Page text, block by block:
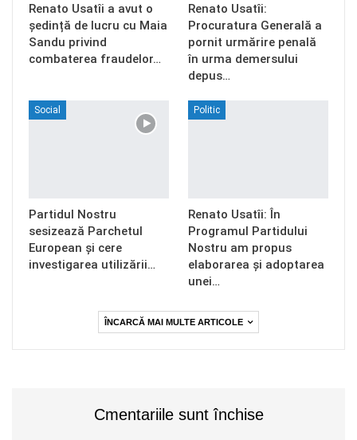
Renato Usatîi a avut o
ședință de lucru cu Maia
Sandu privind
combaterea fraudelor…
Renato Usatîi:
Procuratura Generală a
pornit urmărire penală
în urma demersului
depus…
Social
Partidul Nostru
sesizează Parchetul
European și cere
investigarea utilizării…
Politic
Renato Usatîi: În
Programul Partidului
Nostru am propus
elaborarea și adoptarea
unei…
ÎNCARCĂ MAI MULTE ARTICOLE
Cmentariile sunt închise